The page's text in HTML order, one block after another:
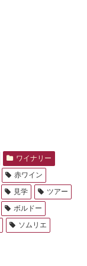
ワイナリー
赤ワイン
見学
ツアー
ボルドー
ソムリエ